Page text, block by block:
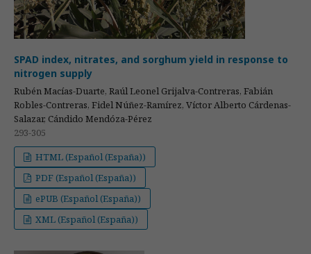
SPAD index, nitrates, and sorghum yield in response to
nitrogen supply
Rubén Macías-Duarte, Raúl Leonel Grijalva-Contreras, Fabián
Robles-Contreras, Fidel Núñez-Ramírez, Víctor Alberto Cárdenas-
Salazar, Cándido Mendóza-Pérez
293-305
HTML (Español (España))
PDF (Español (España))
ePUB (Español (España))
XML (Español (España))